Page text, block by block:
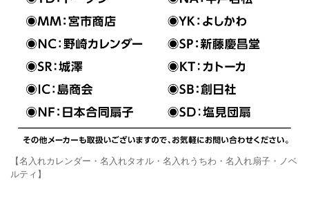
【名入れカレンダー・名入れタオル・名入れうちわ・名入れ扇子・ノベ
ルティ】